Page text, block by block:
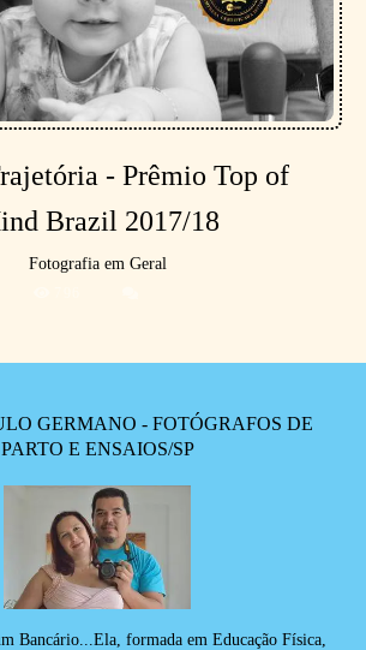
- Prêmio Top of
Brazil 2017/18
Fotografia em Geral
GERMANO - FOTÓGRAFOS DE
PARTO E ENSAIOS/SP
Bancário...Ela, formada em Educação Física,